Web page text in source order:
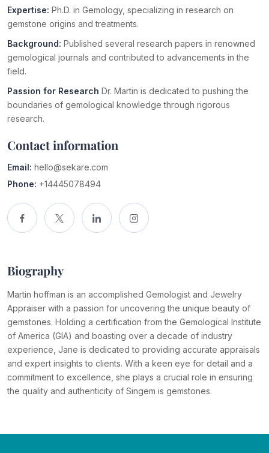
Expertise: Ph.D. in Gemology, specializing in research on
gemstone origins and treatments.
Background: Published several research papers in renowned
gemological journals and contributed to advancements in the
field.
Passion for Research Dr. Martin is dedicated to pushing the
boundaries of gemological knowledge through rigorous
research.
Contact information
Email: hello@sekare.com
Phone: +14445078494
Biography
Martin hoffman is an accomplished Gemologist and Jewelry
Appraiser with a passion for uncovering the unique beauty of
gemstones. Holding a certification from the Gemological Institute
of America (GIA) and boasting over a decade of industry
experience, Jane is dedicated to providing accurate appraisals
and expert insights to clients. With a keen eye for detail and a
commitment to excellence, she plays a crucial role in ensuring
the quality and authenticity of Singem is gemstones.